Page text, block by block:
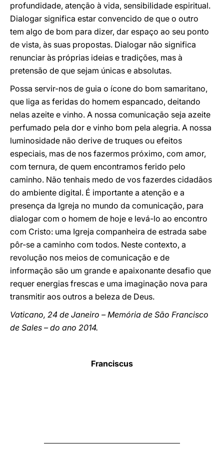
profundidade, atenção à vida, sensibilidade espiritual.
Dialogar significa estar convencido de que o outro
tem algo de bom para dizer, dar espaço ao seu ponto
de vista, às suas propostas. Dialogar não significa
renunciar às próprias ideias e tradições, mas à
pretensão de que sejam únicas e absolutas.
Possa servir-nos de guia o ícone do bom samaritano,
que liga as feridas do homem espancado, deitando
nelas azeite e vinho. A nossa comunicação seja azeite
perfumado pela dor e vinho bom pela alegria. A nossa
luminosidade não derive de truques ou efeitos
especiais, mas de nos fazermos próximo, com amor,
com ternura, de quem encontramos ferido pelo
caminho. Não tenhais medo de vos fazerdes cidadãos
do ambiente digital. É importante a atenção e a
presença da Igreja no mundo da comunicação, para
dialogar com o homem de hoje e levá-lo ao encontro
com Cristo: uma Igreja companheira de estrada sabe
pôr-se a caminho com todos. Neste contexto, a
revolução nos meios de comunicação e de
informação são um grande e apaixonante desafio que
requer energias frescas e uma imaginação nova para
transmitir aos outros a beleza de Deus.
Vaticano, 24 de Janeiro – Memória de São Francisco
de Sales – do ano 2014.
Franciscus